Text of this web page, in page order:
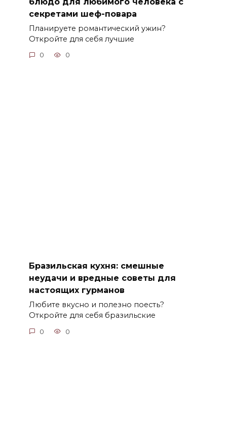
секретами шеф-повара
Планируете романтический ужин?
Откройте для себя лучшие
0 0
Бразильская кухня: смешные
неудачи и вредные советы для
настоящих гурманов
Любите вкусно и полезно поесть?
Откройте для себя бразильские
0 0